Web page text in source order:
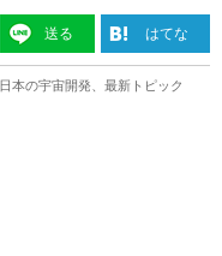
送る はてな
の宇宙開発、最新トピック